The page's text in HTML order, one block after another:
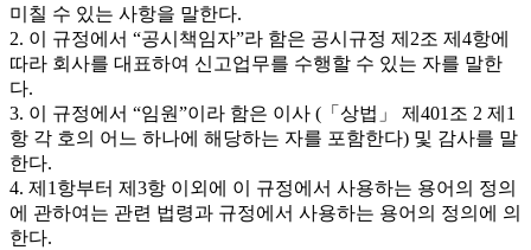
미칠 수 있는 사항을 말한다.
2. 이 규정에서 “공시책임자”라 함은 공시규정 제2조 제4항에
따라 회사를 대표하여 신고업무를 수행할 수 있는 자를 말한
다.
3. 이 규정에서 “임원”이라 함은 이사 (「상법」 제401조 2 제1
항 각 호의 어느 하나에 해당하는 자를 포함한다) 및 감사를 말
한다.
4. 제1항부터 제3항 이외에 이 규정에서 사용하는 용어의 정의
에 관하여는 관련 법령과 규정에서 사용하는 용어의 정의에 의
한다.